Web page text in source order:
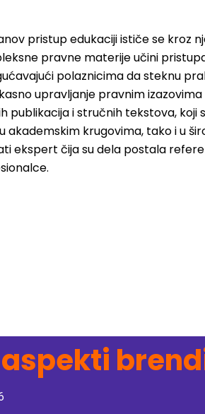
pristup edukaciji ističe se kroz
pravne materije učini
polaznicima da steknu
upravljanje pravnim
publikacija i stručnih tekstova, koji
akademskim krugovima, tako i u
ekspert čija su dela postala